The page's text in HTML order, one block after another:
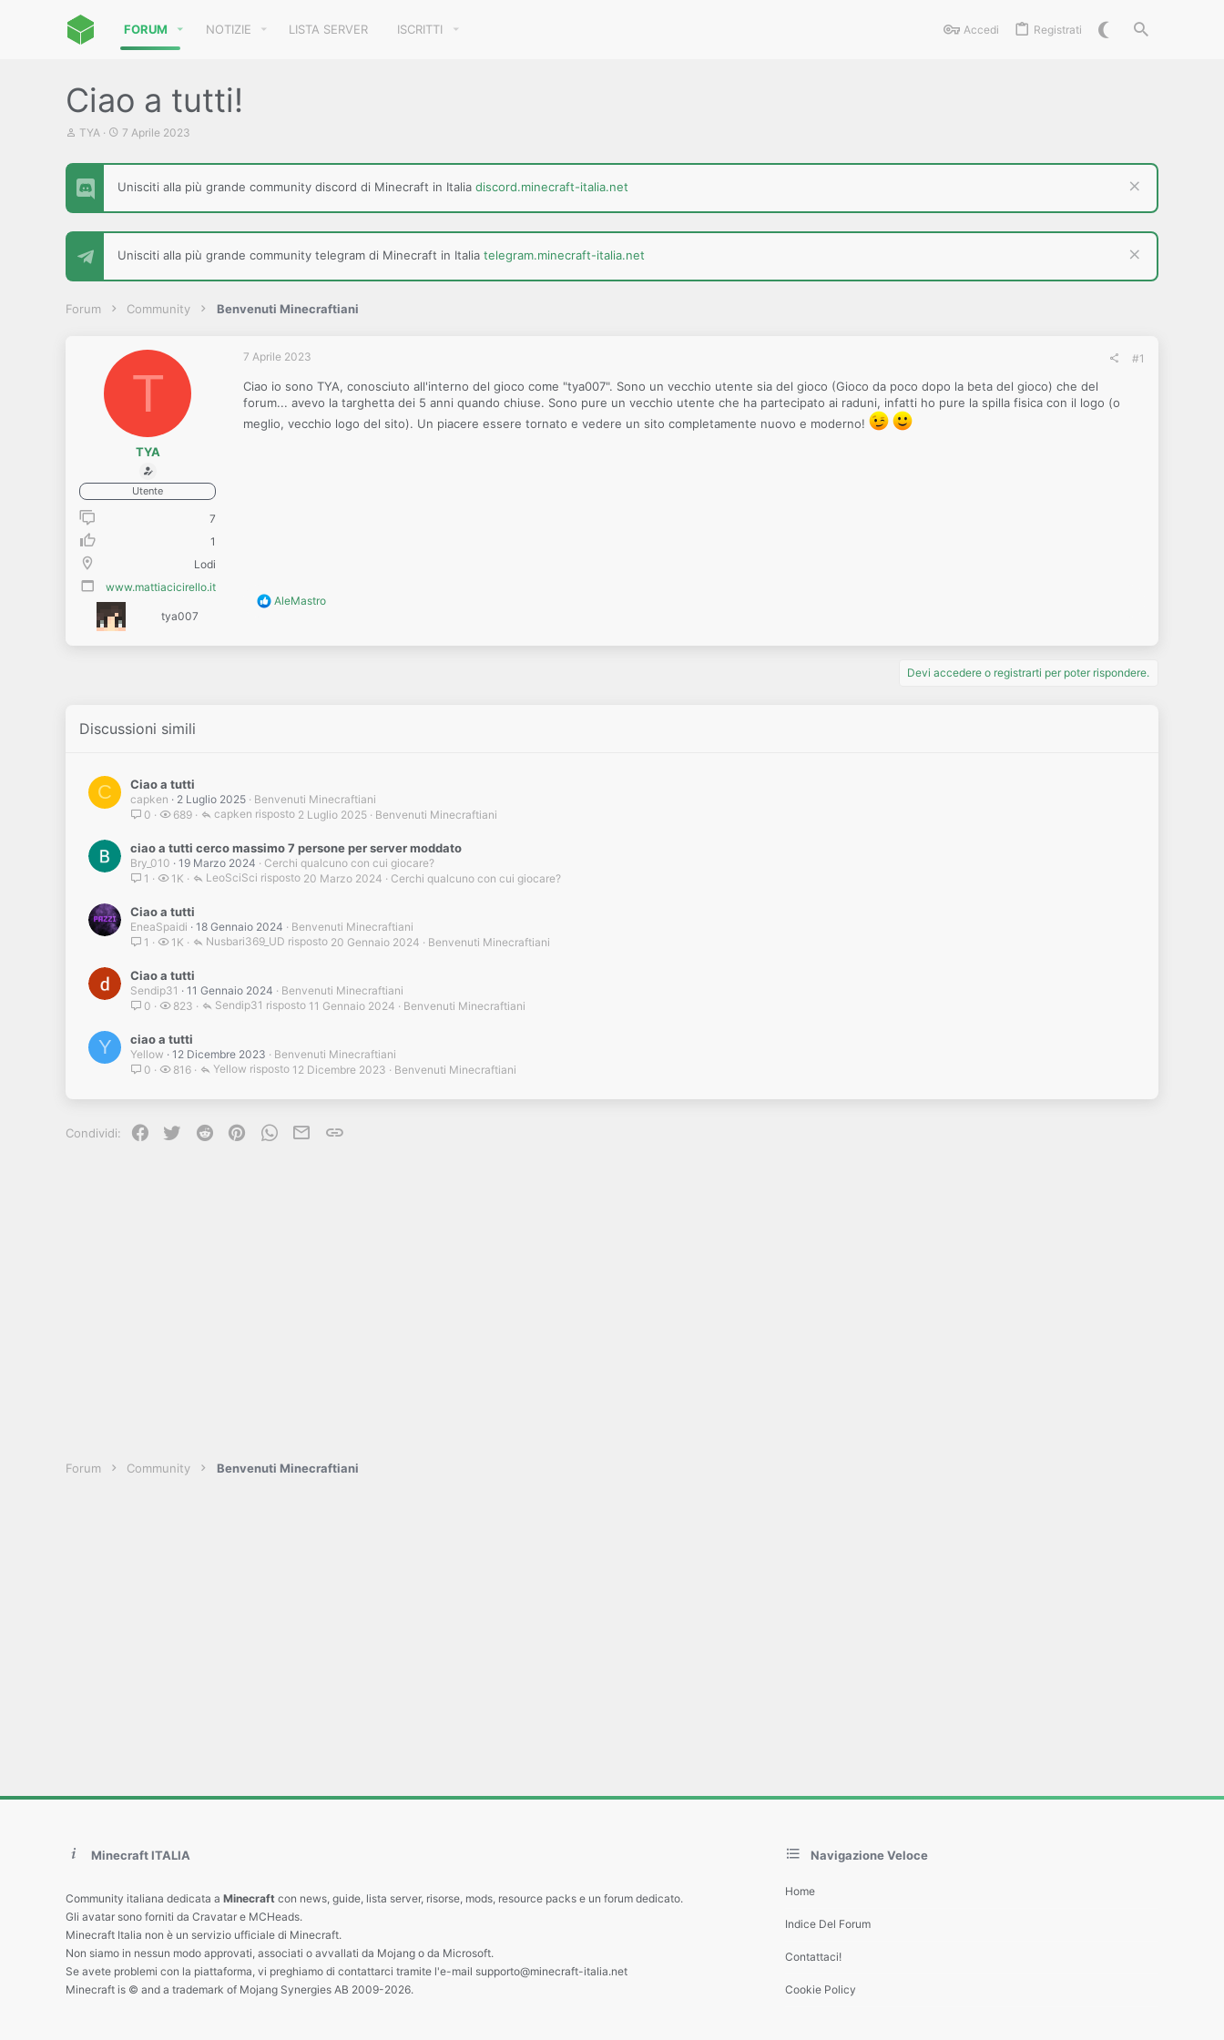
FORUM NOTIZIE LISTA SERVER ISCRITTI Accedi Registrati
Ciao a tutti!
C
e
a
t
e
u
TYA
D
t
d
n
z
i
7 Aprile 2023
Unisciti alla più grande community discord di Minecraft in Italia discord.minecraft-italia.net
Unisciti alla più grande community telegram di Minecraft in Italia telegram.minecraft-italia.net
Forum Community Benvenuti Minecraftiani
T
TYA
Utente
7
1
Lodi
www.mattiacicirello.it
tya007
7 Aprile 2023 #1
Ciao io sono TYA, conosciuto all'interno del gioco come "tya007". Sono un vecchio utente sia del gioco (Gioco da poco dopo la beta del gioco) che del
forum... avevo la targhetta dei 5 anni quando chiuse. Sono pure un vecchio utente che ha partecipato ai raduni, infatti ho pure la spilla fisica con il logo (o
meglio, vecchio logo del sito). Un piacere essere tornato e vedere un sito completamente nuovo e moderno!
R
c
AleMastro
Devi accedere o registrarti per poter rispondere.
Discussioni simili
C Ciao a tutti
capken 2 Luglio 2025
Benvenuti Minecraftiani
0
689 Benvenuti Minecraftiani
2 Luglio 2025
capken
ciao a tutti cerco massimo 7 persone per server moddato
Bry_010 19 Marzo 2024
Cerchi qualcuno con cui giocare?
1
1K Cerchi qualcuno con cui giocare?
20 Marzo 2024
LeoSciSci
Ciao a tutti
EneaSpaidi 18 Gennaio 2024
Benvenuti Minecraftiani
1
1K Benvenuti Minecraftiani
20 Gennaio 2024
Nusbari369_UD
Ciao a tutti
Sendip31 11 Gennaio 2024
Benvenuti Minecraftiani
0
823 Benvenuti Minecraftiani
11 Gennaio 2024
Sendip31
Y ciao a tutti
Yellow 12 Dicembre 2023
Benvenuti Minecraftiani
0
816 Benvenuti Minecraftiani
12 Dicembre 2023
Yellow
Condividi: Facebook
Twitter Reddit PinterestWhatsApp
e-mailLink
Forum Community Benvenuti Minecraftiani
Minecraft ITALIA
Community italiana dedicata a Minecraft con news, guide, lista server, risorse, mods, resource packs e un forum dedicato.
Gli avatar sono forniti da Cravatar e MCHeads.
Minecraft Italia non è un servizio ufficiale di Minecraft.
Non siamo in nessun modo approvati, associati o avvallati da Mojang o da Microsoft.
Se avete problemi con la piattaforma, vi preghiamo di contattarci tramite l'e-mail supporto@minecraft-italia.net
Minecraft is © and a trademark of Mojang Synergies AB 2009-2026.
Navigazione Veloce
Home
Indice Del Forum
Contattaci!
Cookie Policy